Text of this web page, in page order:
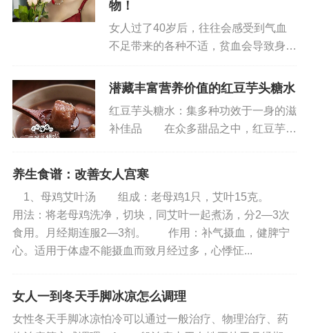
2. **放入豆腐**：把提前洗净并切成小块的豆腐
小心翼翼地倒入锅中。切豆腐时，大小要均匀，这
样在烹饪过程中才能受热均匀。倒入豆腐后，用铲
碎。
3. **加水炖煮**：翻炒片刻后，倒入适量的水，
烧开。水开后，转成小火慢慢炖煮3 - 5分钟。在炖
煮的过程中，豆腐会充分吸收汤汁的味道，变得更
加入味。
4. **勾芡调味**：时间一到，打开锅盖，此时可
勾薄芡，让汤汁变得更加浓稠。然后加入少许盐和
鸡精进行调味，根据个人口味调整用量，搅拌均
匀，让味道充分融合。最后，关火，淋上一些香
物！
女人过了40岁后，往往会感受到气血
不足带来的各种不适，贫血会导致身体
题，补充气血成为中年女性维持健康和
食调理来补血可能是更自然、更健...
潜藏丰富营养价值的红豆芋头糖水
红豆芋头糖水：集多种功效于一身的滋
补佳品 在众多甜品之中，红豆芋头
其在补气血、利小便和消水肿这几个方
面表现突出。补气血，焕发生机 ...
养生食谱：改善女人宫寒
1、母鸡艾叶汤 组成：老母鸡1只，艾叶15克。
用法：将老母鸡洗净，切块，同艾叶一起煮汤，分2―3次
食用。月经期连服2―3剂。 作用：补气摄血，健脾宁
心。适用于体虚不能摄血而致月经过多，心悸怔...
女人一到冬天手脚冰凉怎么调理
女性冬天手脚冰凉怕冷可以通过一般治疗、物理治疗、药